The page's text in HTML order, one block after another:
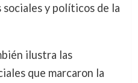
y políticos de la
ilustra las
que marcaron la